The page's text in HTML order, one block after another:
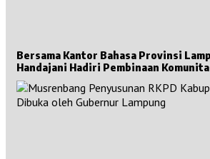
Bersama Kantor Bahasa Provinsi
Handajani Hadiri Pembinaan